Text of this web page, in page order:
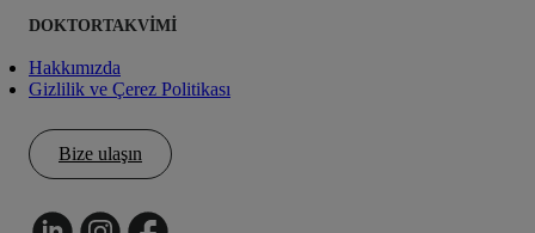
DOKTORTAKVIMI
Hakkımızda
Gizlilik ve Çerez Politikası
Bize ulaşın